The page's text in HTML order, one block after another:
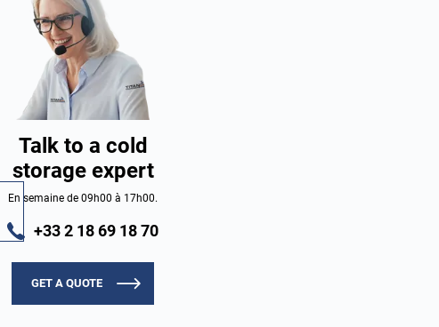
Talk to a cold
storage expert
En semaine de 09h00 à 17h00.
+33 2 18 69 18 70
GET A QUOTE